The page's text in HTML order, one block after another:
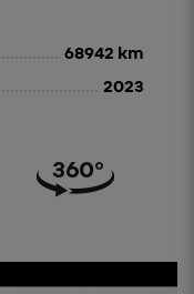
68942 km
2023